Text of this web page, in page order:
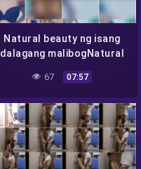
Natural beauty ng isang
dalagang malibogNatural
malibog
67 07:57